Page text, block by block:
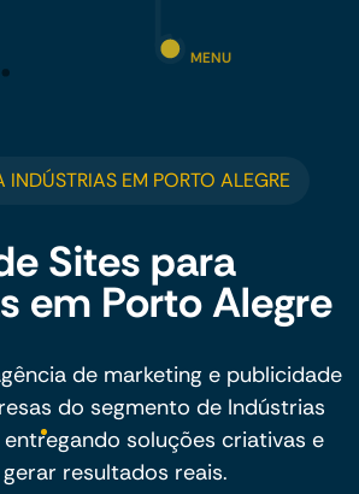
MENU
INDÚSTRIAS EM PORTO ALEGRE
Sites para
em Porto Alegre
de marketing e publicidade
do segmento de Indústrias
soluções criativas e
resultados reais.